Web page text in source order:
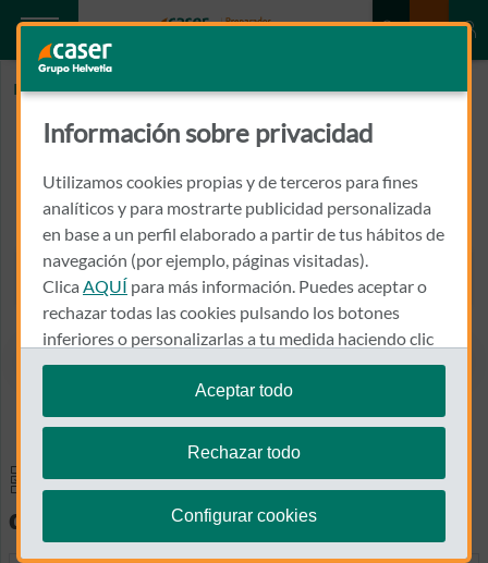
Inicio TUPIE CLINICA PODOLOGICA
TUPIE CLINICA PODOLOGICA
46008 - VALENCIA
960 435 301
Llamar a TUPIE CLINICA
Ver el mapa en Google Maps
Especialidades y pruebas
diagnósticas
Información sobre privacidad
Utilizamos cookies propias y de terceros para fines
analíticos y para mostrarte publicidad personalizada
en base a un perfil elaborado a partir de tus hábitos de
navegación (por ejemplo, páginas visitadas).
Clica AQUÍ para más información. Puedes aceptar o
rechazar todas las cookies pulsando los botones
inferiores o personalizarlas a tu medida haciendo clic
en"configurar cookies".
Te recordamos que puedes modificar tus ajustes de
cookies en cualquier momento en la sección
Aceptar todo
Rechazar todo
Configurar cookies